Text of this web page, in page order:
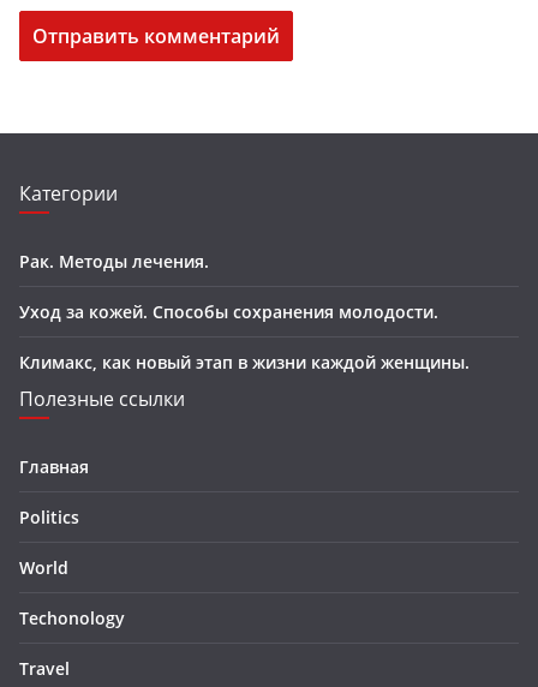
Категории
Рак. Методы лечения.
Уход за кожей. Способы сохранения молодости.
Климакс, как новый этап в жизни каждой женщины.
Полезные ссылки
Главная
Politics
World
Techonology
Travel